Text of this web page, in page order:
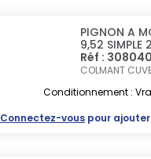
PIGNON A
9,52 SIMPLE
Réf :
COLMANT
Conditionnement :
Connectez-vous pour